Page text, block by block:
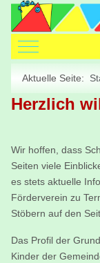
Mobile Menu
Aktuelle Seite:
Herzlich
Wir hoffen, dass
Seiten viele
es stets aktuelle
Förderverein zu
Stöbern auf den
Das Profil der
Kinder der